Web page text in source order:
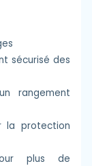
sécurisé des
rangement
la protection
plus de